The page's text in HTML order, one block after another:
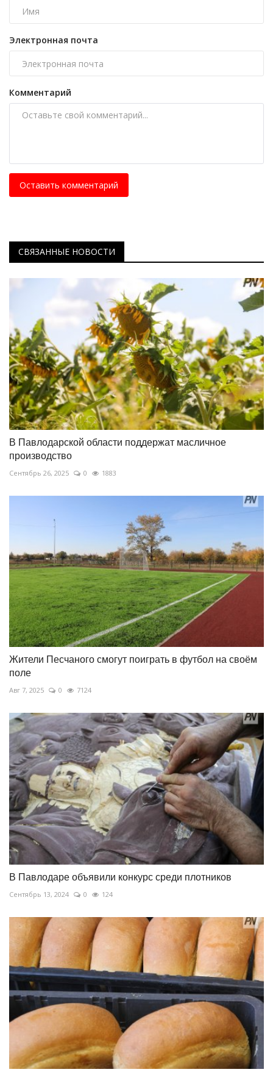
Электронная почта
Комментарий
Оставить комментарий
СВЯЗАННЫЕ НОВОСТИ
В Павлодарской области поддержат масличное
производство
Сентябрь 26, 2025 0 1883
Жители Песчаного смогут поиграть в футбол на своём
поле
Авг 7, 2025 0 7124
В Павлодаре объявили конкурс среди плотников
Сентябрь 13, 2024 0 124